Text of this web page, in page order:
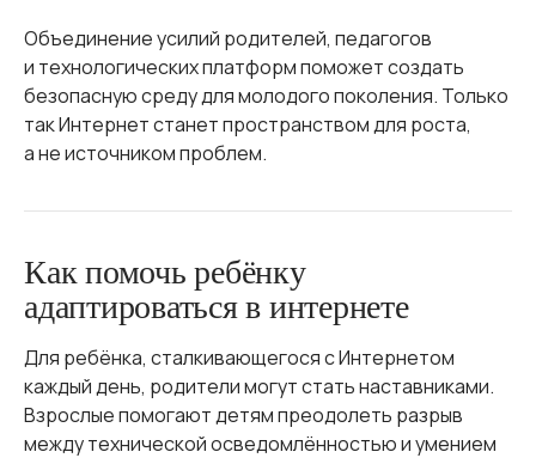
Объединение усилий родителей, педагогов
и технологических платформ поможет создать
безопасную среду для молодого поколения. Только
так Интернет станет пространством для роста,
а не источником проблем.
Как помочь ребёнку
адаптироваться в интернете
Для ребёнка, сталкивающегося с Интернетом
каждый день, родители могут стать наставниками.
Взрослые помогают детям преодолеть разрыв
между технической осведомлённостью и умением